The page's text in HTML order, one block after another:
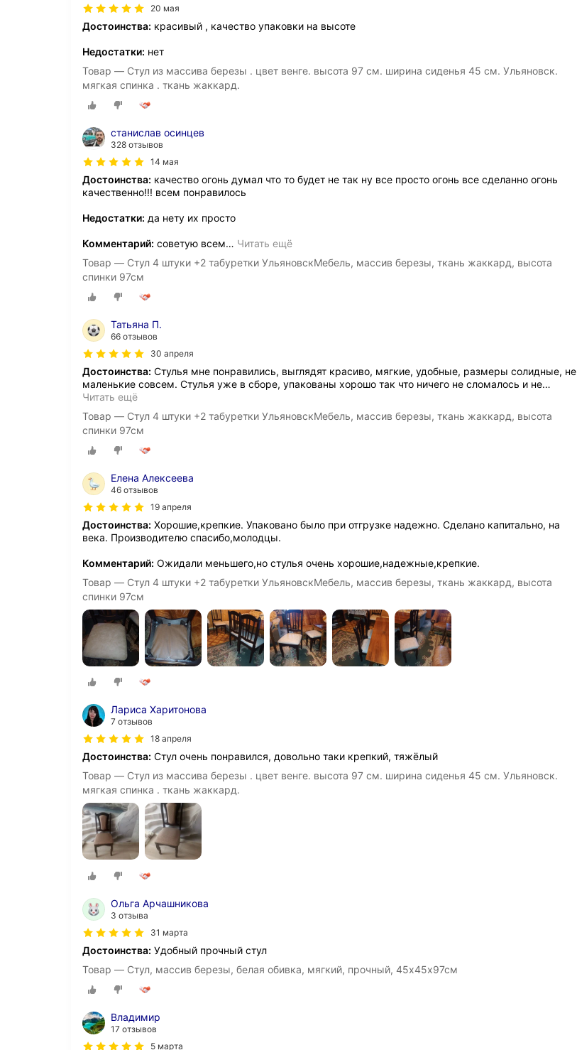
20 мая
Достоинства: красивый , качество упаковки на высоте
Недостатки: нет
Товар — Стул из массива березы . цвет венге. высота 97 см. ширина сиденья 45 см. Ульяновск.
мягкая спинка . ткань жаккард.
станислав осинцев
328 отзывов
14 мая
Достоинства: качество огонь думал что то будет не так ну все просто огонь все сделанно огонь
качественно!!! всем понравилось
Недостатки: да нету их просто
Комментарий: советую всем… Читать ещё
Товар — Стул 4 штуки +2 табуретки УльяновскМебель, массив березы, ткань жаккард, высота
спинки 97см
Татьяна П.
66 отзывов
30 апреля
Достоинства: Стулья мне понравились, выглядят красиво, мягкие, удобные, размеры солидные, не
маленькие совсем. Стулья уже в сборе, упакованы хорошо так что ничего не сломалось и не…
Читать ещё
Товар — Стул 4 штуки +2 табуретки УльяновскМебель, массив березы, ткань жаккард, высота
спинки 97см
Елена Алексеева
46 отзывов
19 апреля
Достоинства: Хорошие,крепкие. Упаковано было при отгрузке надежно. Сделано капитально, на
века. Производителю спасибо,молодцы.
Комментарий: Ожидали меньшего,но стулья очень хорошие,надежные,крепкие.
Товар — Стул 4 штуки +2 табуретки УльяновскМебель, массив березы, ткань жаккард, высота
спинки 97см
Лариса Харитонова
7 отзывов
18 апреля
Достоинства: Стул очень понравился, довольно таки крепкий, тяжёлый
Товар — Стул из массива березы . цвет венге. высота 97 см. ширина сиденья 45 см. Ульяновск.
мягкая спинка . ткань жаккард.
Ольга Арчашникова
3 отзыва
31 марта
Достоинства: Удобный прочный стул
Товар — Стул, массив березы, белая обивка, мягкий, прочный, 45х45х97см
Владимир
17 отзывов
5 марта